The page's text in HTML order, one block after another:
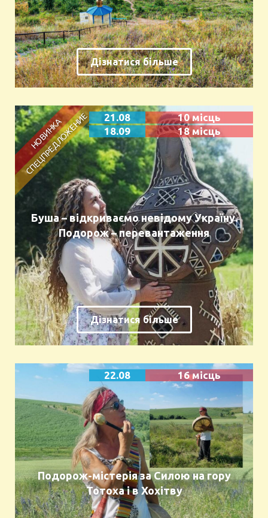
Дізнатися більше
21.08
10 місць
18.09
18 місць
Буша – відкриваємо невідому Україну.
Подорож – перевантаження
Дізнатися більше
22.08 16 місць
Подорож-містерія за Силою на гору
Тотоха і в Хохітву